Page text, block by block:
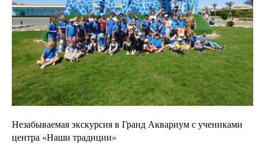
Незабываемая экскурсия в Гранд Аквариум с учениками
центра «Наши традиции»